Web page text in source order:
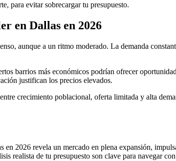
para evitar sobrecargar tu presupuesto.
en Dallas en 2026
aunque a un ritmo moderado. La demanda
barrios más económicos podrían ofrecer
justifican los precios elevados.
crecimiento poblacional, oferta limitada y alta
2026 revela un mercado en plena expansión,
realista de tu presupuesto son clave para navegar